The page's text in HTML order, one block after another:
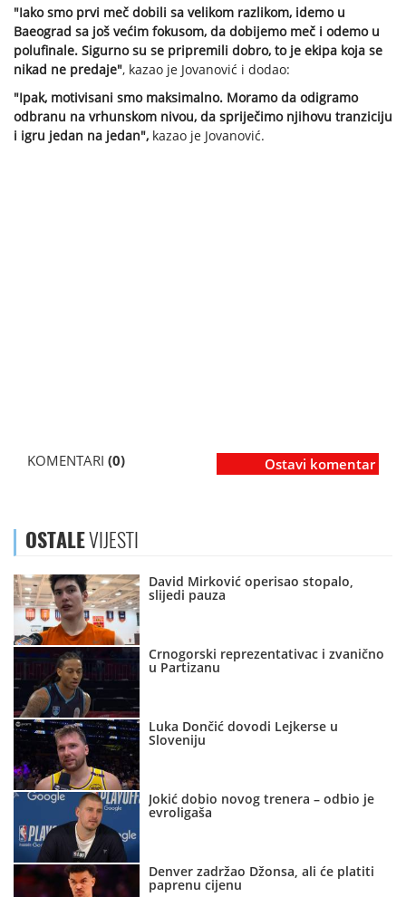
"Iako smo prvi meč dobili sa velikom razlikom, idemo u
Baeograd sa još većim fokusom, da dobijemo meč i odemo u
polufinale. Sigurno su se pripremili dobro, to je ekipa koja se
nikad ne predaje", kazao je Jovanović i dodao:
"Ipak, motivisani smo maksimalno. Moramo da odigramo
odbranu na vrhunskom nivou, da spriječimo njihovu tranziciju
i igru jedan na jedan", kazao je Jovanović.
KOMENTARI (0) Ostavi komentar
OSTALEVIJESTI
David Mirković operisao stopalo,
slijedi pauza
Crnogorski reprezentativac i zvanično
u Partizanu
Luka Dončić dovodi Lejkerse u
Sloveniju
Jokić dobio novog trenera – odbio je
evroligaša
Denver zadržao Džonsa, ali će platiti
paprenu cijenu